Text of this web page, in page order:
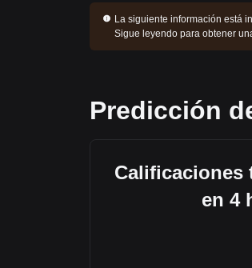
La siguiente información está
Sigue leyendo para obtener
Predicción
Calificaciones
en 4